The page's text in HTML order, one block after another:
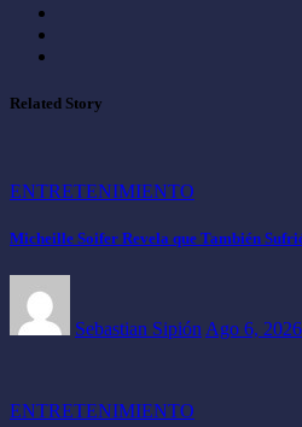
Related Story
ENTRETENIMIENTO
Micheille Soifer Revela que También
Sebastian Sipión Ago 6, 2026
ENTRETENIMIENTO